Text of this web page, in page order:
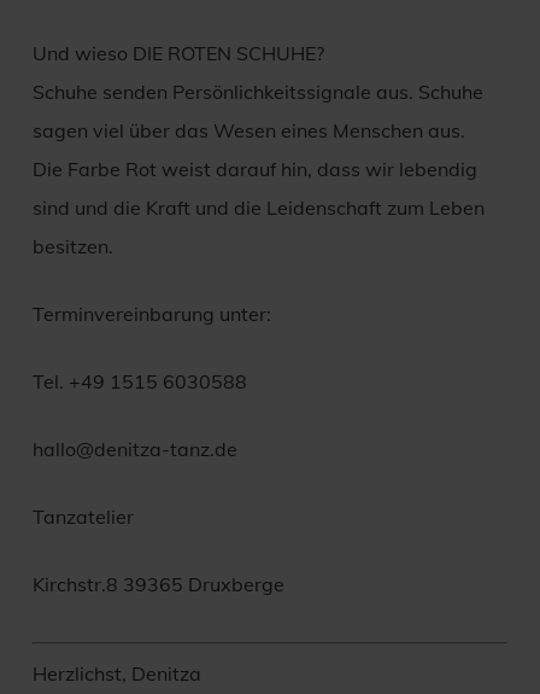
Und wieso DIE ROTEN SCHUHE?
Schuhe senden Persönlichkeitssignale aus. Schuhe
sagen viel über das Wesen eines Menschen aus.
Die Farbe Rot weist darauf hin, dass wir lebendig
sind und die Kraft und die Leidenschaft zum Leben
besitzen.
Terminvereinbarung unter:
Tel. +49 1515 6030588
hallo@denitza-tanz.de
Tanzatelier
Kirchstr.8 39365 Druxberge
Herzlichst, Denitza